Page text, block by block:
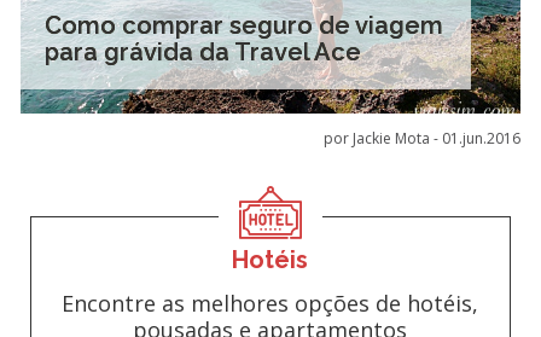
Como comprar seguro de viagem
para grávida da Travel Ace
por Jackie Mota - 01.jun.2016
Hotéis
Encontre as melhores opções de hotéis,
pousadas e apartamentos